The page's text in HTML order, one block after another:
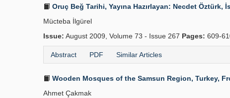
Oruç Beğ Tarihi, Yayına Hazırlayan: Necdet Öztürk,
Mücteba İlgürel
Issue: August 2009, Volume 73 - Issue 267 Pages: 609-
Abstract PDF Similar Articles
Wooden Mosques of the Samsun Region, Turkey,
Ahmet Çakmak